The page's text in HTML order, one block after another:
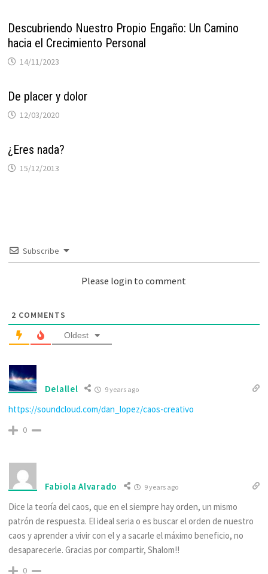
Descubriendo Nuestro Propio Engaño: Un Camino
hacia el Crecimiento Personal
14/11/2023
De placer y dolor
12/03/2020
¿Eres nada?
15/12/2013
Subscribe
Please login to comment
2 COMMENTS
Oldest
Delallel 9 years ago
https://soundcloud.com/dan_lopez/caos-creativo
0
Fabiola Alvarado 9 years ago
Dice la teoría del caos, que en el siempre hay orden, un mismo
patrón de respuesta. El ideal seria o es buscar el orden de nuestro
caos y aprender a vivir con el y a sacarle el máximo beneficio, no
desaparecerle. Gracias por compartir, Shalom!!
0